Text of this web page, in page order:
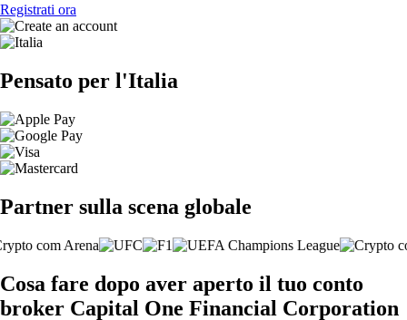
Registrati ora
Pensato per l'Italia
Partner sulla scena globale
Cosa fare dopo aver aperto il tuo conto
broker Capital One Financial Corporation